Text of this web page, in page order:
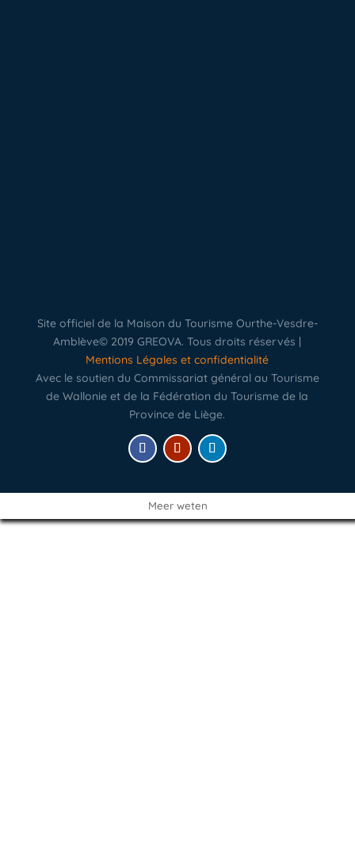
Site officiel de la Maison du Tourisme Ourthe-Vesdre-
Amblève© 2019 GREOVA. Tous droits réservés |
Mentions Légales et confidentialité
Avec le soutien du Commissariat général au Tourisme
de Wallonie et de la Fédération du Tourisme de la
Province de Liège.
Meer weten